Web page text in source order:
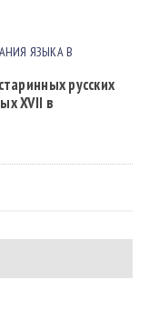
ЯЗЫКА В
русских
XVII в